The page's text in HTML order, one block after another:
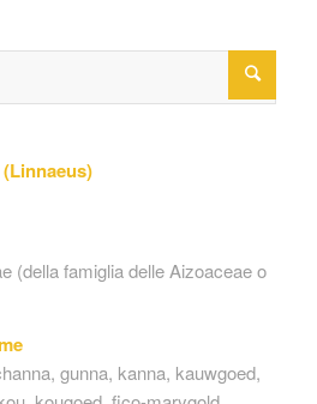
(della famiglia delle Aizoaceae o
gunna, kanna, kauwgoed,